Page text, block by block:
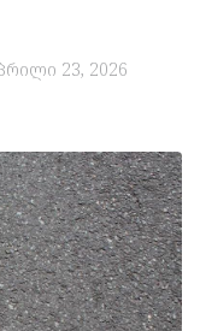
23, 2026